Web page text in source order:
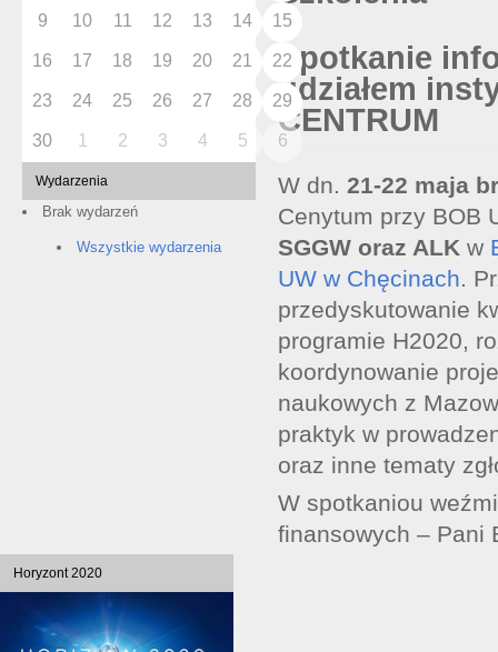
9 10 11 12 13 14 15
16 17 18 19 20 21 22
23 24 25 26 27 28 29
30 1 2 3 4 5 6
Wydarzenia
Brak wydarzeń
Wszystkie wydarzenia
Spotkanie
udziałem
CENTRUM
W dn. 21-22 maja br
Cenytum przy BOB
SGGW oraz ALK w
UW w Chęcinach .
przedyskutowanie
programie H2020,
koordynowanie
naukowych z
praktyk w
oraz inne tematy
W spotkaniou
finansowych – Pani
Horyzont 2020